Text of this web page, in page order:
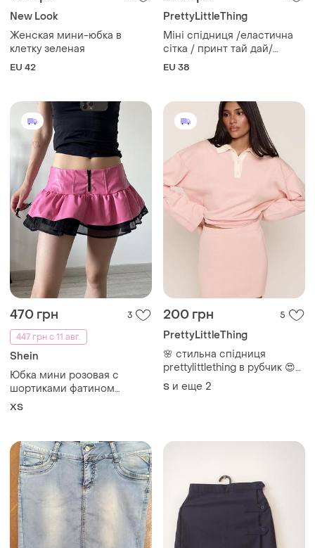
New Look
Женская мини-юбка в
клетку зеленая
EU 42
PrettyLittleThing
Міні спідниця /еластична
сітка / принт тай дай/
білизняний стиль / р. s-m
EU 38
470 грн
3
447 грн с 11 авг.
Shein
Юбка мини розовая с
шортиками фатином
черным долс лоза на
ХS
200 грн 5
PrettyLittleThing
🌸 стильна спідниця
prettylittlething в рубчик 😍
😍
S и еще 2